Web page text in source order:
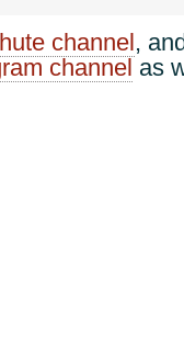
channel ,
channel as